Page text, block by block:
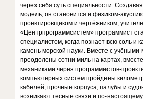
через себя суть специальности.
модель, он становится и физиком-
проектировщиком и чертёжником,
«Центрпрограммсистем» программист
специалистом, когда познает всю соль и
камень морской науки. Вместе с
преодолены сотни миль на картах,
механиками через программистов-
компьютерных систем пройдены
кабелей, прочные корпуса, палубы и
возникают тесные связи и по-